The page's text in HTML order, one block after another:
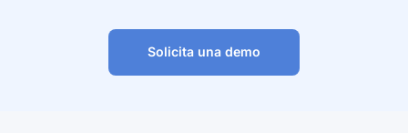
Solicita una demo